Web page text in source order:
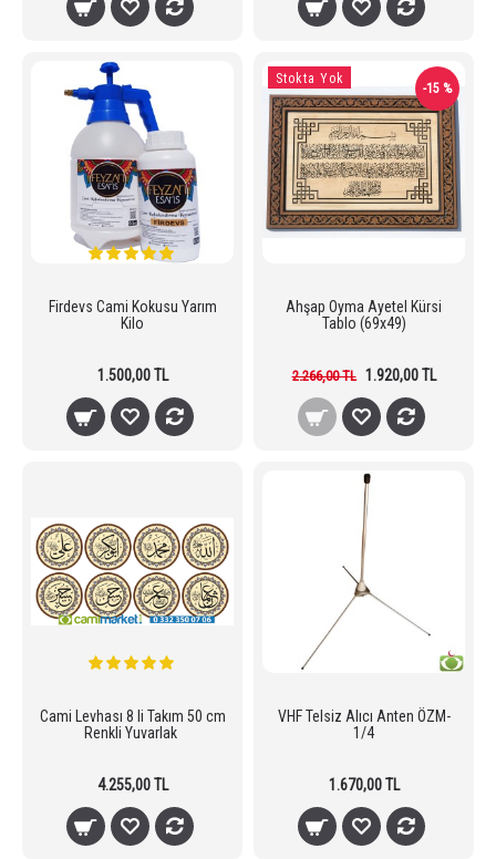
Firdevs Cami Kokusu Yarım
Kilo
1.500,00 TL
-15 %
Stokta Yok
Ahşap Oyma Ayetel Kürsi
Tablo (69x49)
2.266,00 TL 1.920,00 TL
Cami Levhası 8 li Takım 50 cm
Renkli Yuvarlak
4.255,00 TL
VHF Telsiz Alıcı Anten ÖZM-
1/4
1.670,00 TL